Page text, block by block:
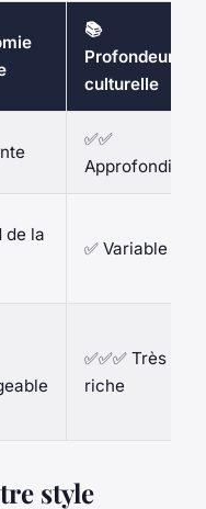
📚
Profondeur
culturelle
✅✅
Approfondie
de la
✅ Variable
✅✅✅ Très
riche
style